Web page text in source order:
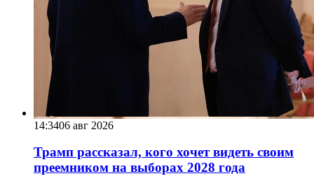
14:3406 авг 2026
Трамп рассказал, кого хочет видеть своим
преемником на выборах 2028 года